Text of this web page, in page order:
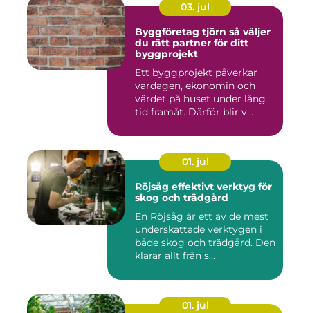
03. jul
Byggföretag tjörn så väljer
du rätt partner för ditt
byggprojekt
Ett byggprojekt påverkar
vardagen, ekonomin och
värdet på huset under lång
tid framåt. Därför blir v...
01. jul
Röjsåg effektivt verktyg för
skog och trädgård
En Röjsåg är ett av de mest
underskattade verktygen i
både skog och trädgård. Den
klarar allt från s...
01. jul